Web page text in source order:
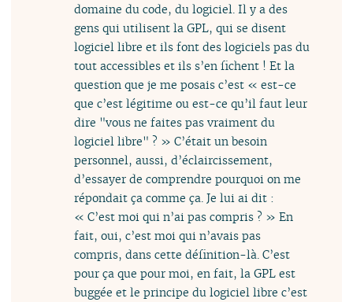
domaine du code, du logiciel. Il y a des
gens qui utilisent la GPL, qui se disent
logiciel libre et ils font des logiciels pas du
tout accessibles et ils s’en fichent ! Et la
question que je me posais c’est « est-ce
que c’est légitime ou est-ce qu’il faut leur
dire "vous ne faites pas vraiment du
logiciel libre" ? » C’était un besoin
personnel, aussi, d’éclaircissement,
d’essayer de comprendre pourquoi on me
répondait ça comme ça. Je lui ai dit :
« C’est moi qui n’ai pas compris ? » En
fait, oui, c’est moi qui n’avais pas
compris, dans cette définition-là. C’est
pour ça que pour moi, en fait, la GPL est
buggée et le principe du logiciel libre c’est